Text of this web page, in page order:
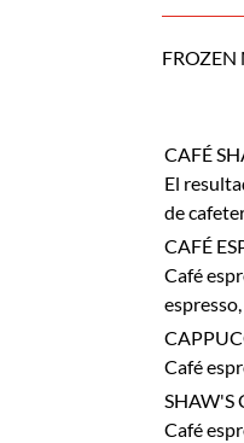
CAFÉ
El
de
CAFÉ
Café
Café
SHAW'S
Café